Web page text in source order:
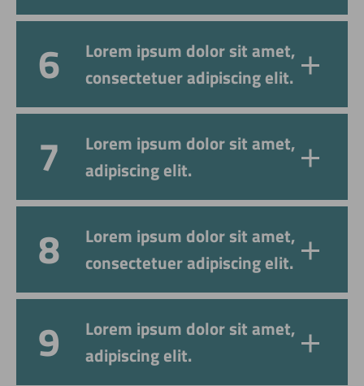
Lorem ipsum dolor sit amet,
consectetuer adipiscing elit.
Lorem ipsum dolor sit amet,
adipiscing elit.
Lorem ipsum dolor sit amet,
consectetuer adipiscing elit.
Lorem ipsum dolor sit amet,
adipiscing elit.